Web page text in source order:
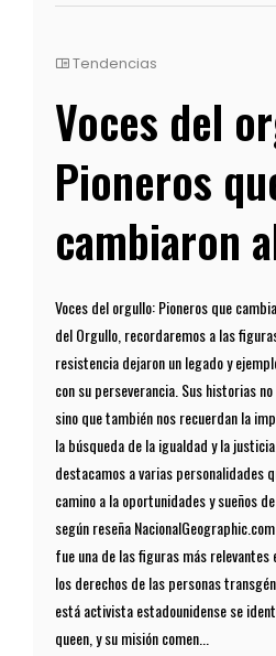
Tendencias
Voces del
Pioneros
cambiaron
Voces del orgullo: Pioneros que
del Orgullo, recordaremos a las
resistencia dejaron un legado y
con su perseverancia. Sus historias
sino que también nos recuerdan la
la búsqueda de la igualdad y la
destacamos a varias personalidades
camino a la oportunidades y sueños
según reseña
fue una de las figuras más relevantes
los derechos de las personas
está activista estadounidense se
queen, y su misión comen...